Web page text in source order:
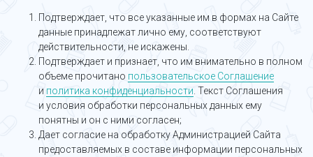
Подтверждает, что все указанные им в формах на Сайте
данные принадлежат лично ему, соответствуют
действительности, не искажены.
Подтверждает и признает, что им внимательно в полном
объеме прочитано пользовательское Соглашение
и политика конфиденциальности . Текст Соглашения
и условия обработки персональных данных ему
понятны и он с ними согласен;
Дает согласие на обработку Администрацией Сайта
предоставляемых в составе информации персональных